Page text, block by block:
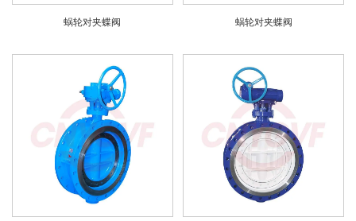
蜗轮对夹蝶阀 蜗轮对夹蝶阀